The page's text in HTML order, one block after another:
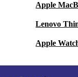
Apple
Lenovo
Apple